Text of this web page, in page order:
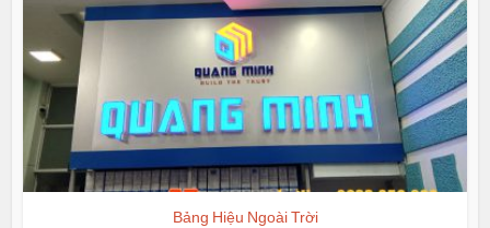
Bảng Hiệu Ngoài Trời